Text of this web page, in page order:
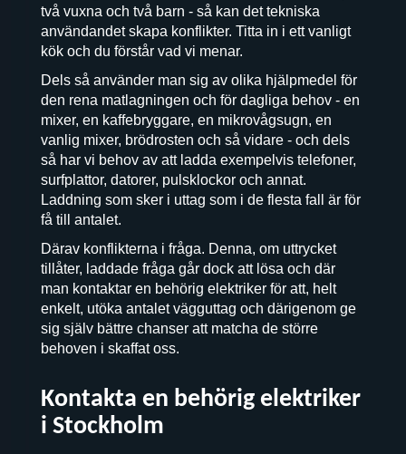
två vuxna och två barn - så kan det tekniska
användandet skapa konflikter. Titta in i ett vanligt
kök och du förstår vad vi menar.
Dels så använder man sig av olika hjälpmedel för
den rena matlagningen och för dagliga behov - en
mixer, en kaffebryggare, en mikrovågsugn, en
vanlig mixer, brödrosten och så vidare - och dels
så har vi behov av att ladda exempelvis telefoner,
surfplattor, datorer, pulsklockor och annat.
Laddning som sker i uttag som i de flesta fall är för
få till antalet.
Därav konflikterna i fråga. Denna, om uttrycket
tillåter, laddade fråga går dock att lösa och där
man kontaktar en behörig elektriker för att, helt
enkelt, utöka antalet vägguttag och därigenom ge
sig själv bättre chanser att matcha de större
behoven i skaffat oss.
Kontakta en behörig elektriker
i Stockholm